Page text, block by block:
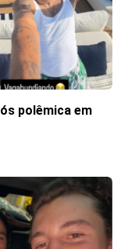
polêmica em